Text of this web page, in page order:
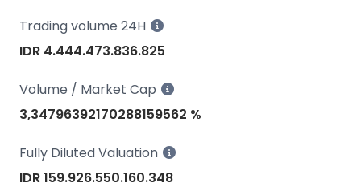
Trading volume 24H
IDR 4.444.473.836.825
Volume / Market Cap
3,34796392170288159562 %
Fully Diluted Valuation
IDR 159.926.550.160.348